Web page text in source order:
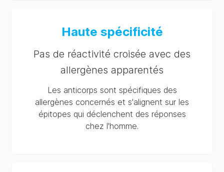
AlerTox Sticks (Total
Milk, BLG, Casein and
Egg) Extraction Buffer
SDS (BR-pt)
AlerTox Sticks (Total
Milk, BLG, Casein and
Egg) Extraction Buffer
SDS (AU-en)
Haute spécificité
Pas de réactivité croisée avec des
allergènes apparentés
Les anticorps sont spécifiques des
allergènes concernés et s'alignent sur les
épitopes qui déclenchent des réponses
chez l'homme.